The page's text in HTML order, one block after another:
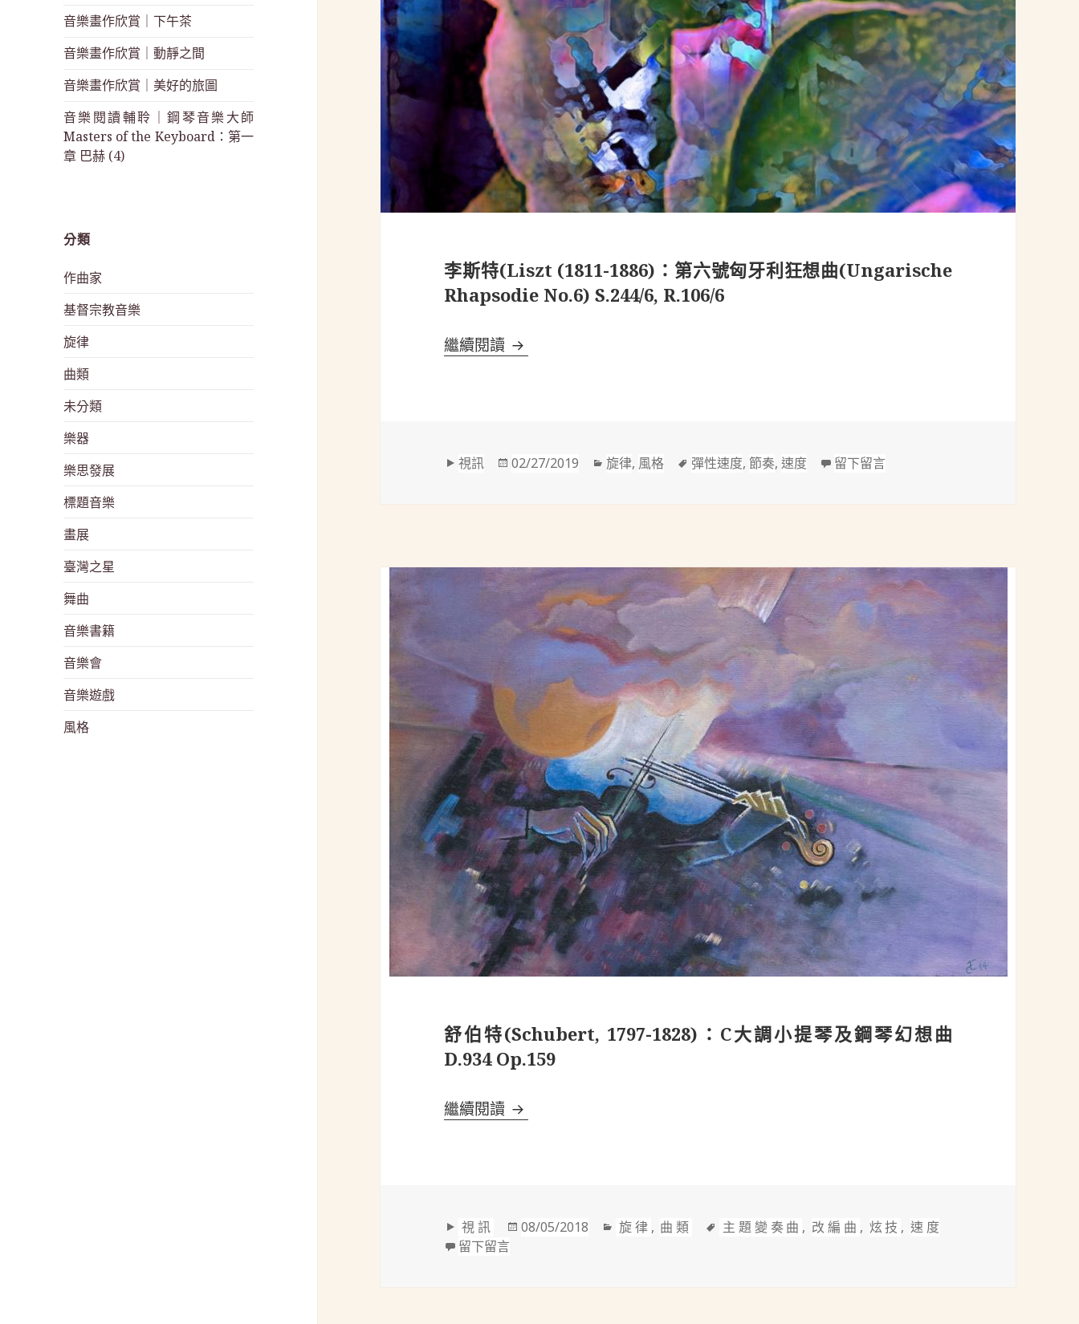
音樂畫作欣賞｜下午茶
音樂畫作欣賞｜動靜之間
音樂畫作欣賞｜美好的旅圖
音樂閱讀輔聆｜鋼琴音樂大師
Masters of the Keyboard：第一
章 巴赫 (4)
分類
作曲家
基督宗教音樂
旋律
曲類
未分類
樂器
樂思發展
標題音樂
畫展
臺灣之星
舞曲
音樂書籍
音樂會
音樂遊戲
風格
李斯特(Liszt (1811-1886)：第六號匈牙利狂想曲(Ungarische
Rhapsodie No.6) S.244/6, R.106/6
繼續閱讀 李斯特(Liszt (1811-1886)：第六號匈牙利狂想曲(Ungarische Rhapsodie No.6)
格
視訊
發
02/27/2019
分
旋律, 風格
標
彈性速度, 節奏,速度 留下留言在 李斯特(Liszt (1811-1886)：第
舒伯特(Schubert, 1797-1828)：C大調小提琴及鋼琴幻想曲
D.934 Op.159
繼續閱讀 舒伯特(Schubert, 1797-1828)：C大調小提琴及鋼琴幻想曲 D.934 Op.159
格
式
視訊
發
08/05/2018
分
旋律 , 曲類
標
主題變奏曲 , 改編曲 , 炫技 ,速度
留下留言在 舒伯特(Schubert, 1797-1828)：C大調小提琴及鋼琴幻想曲 D.934 Op.159